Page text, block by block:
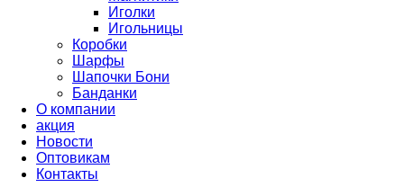
Иголки
Игольницы
Коробки
Шарфы
Шапочки Бони
Банданки
О компании
акция
Новости
Оптовикам
Контакты